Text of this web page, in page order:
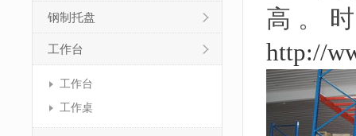
钢制托盘
工作台
工作台
工作桌
高。
http://